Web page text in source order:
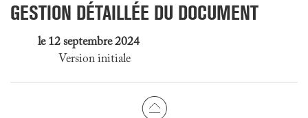
GESTION DÉTAILLÉE DU DOCUMENT
le 12 septembre 2024
Version initiale